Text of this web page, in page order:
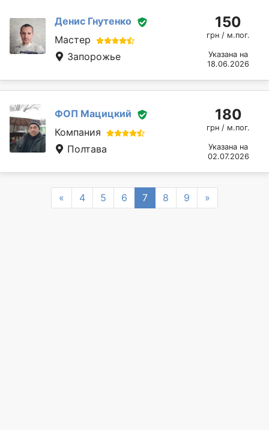
Денис Гнутенко
Мастер
Запорожье
150
грн / м.пог.
Указана на
18.06.2026
ФОП Мацицкий
Компания
Полтава
180
грн / м.пог.
Указана на
02.07.2026
« Previous
4 5 6 7 8 9 »